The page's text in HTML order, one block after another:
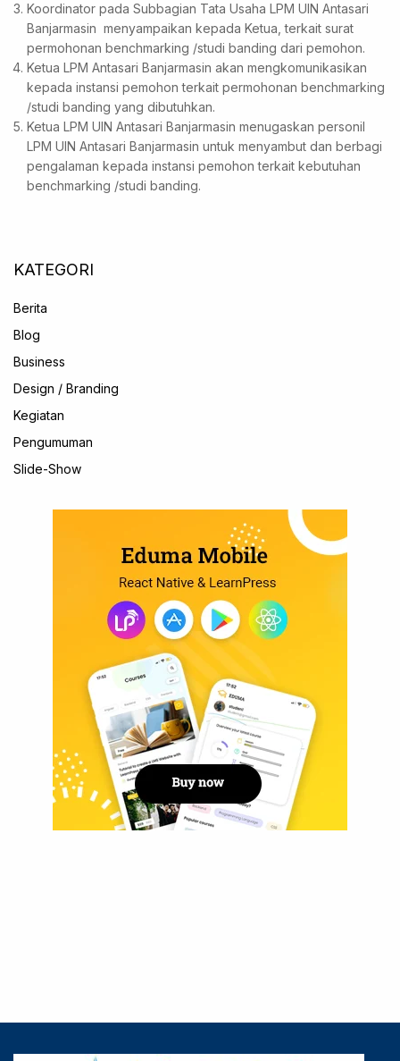
Koordinator pada Subbagian Tata Usaha LPM UIN Antasari
Banjarmasin menyampaikan kepada Ketua, terkait surat
permohonan benchmarking /studi banding dari pemohon.
Ketua LPM Antasari Banjarmasin akan mengkomunikasikan
kepada instansi pemohon terkait permohonan benchmarking
/studi banding yang dibutuhkan.
Ketua LPM UIN Antasari Banjarmasin menugaskan personil
LPM UIN Antasari Banjarmasin untuk menyambut dan berbagi
pengalaman kepada instansi pemohon terkait kebutuhan
benchmarking /studi banding.
KATEGORI
Berita
Blog
Business
Design / Branding
Kegiatan
Pengumuman
Slide-Show